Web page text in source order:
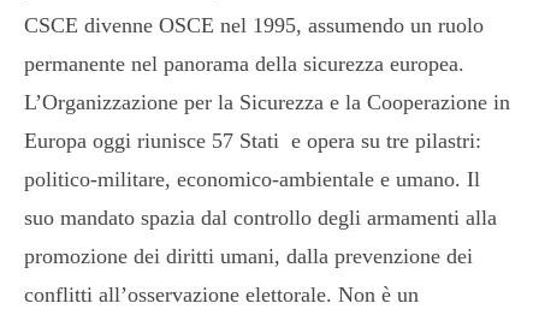
CSCE divenne OSCE nel 1995, assumendo un ruolo
permanente nel panorama della sicurezza europea.
L’Organizzazione per la Sicurezza e la Cooperazione in
Europa oggi riunisce 57 Stati e opera su tre pilastri:
politico-militare, economico-ambientale e umano. Il
suo mandato spazia dal controllo degli armamenti alla
promozione dei diritti umani, dalla prevenzione dei
conflitti all’osservazione elettorale. Non è un